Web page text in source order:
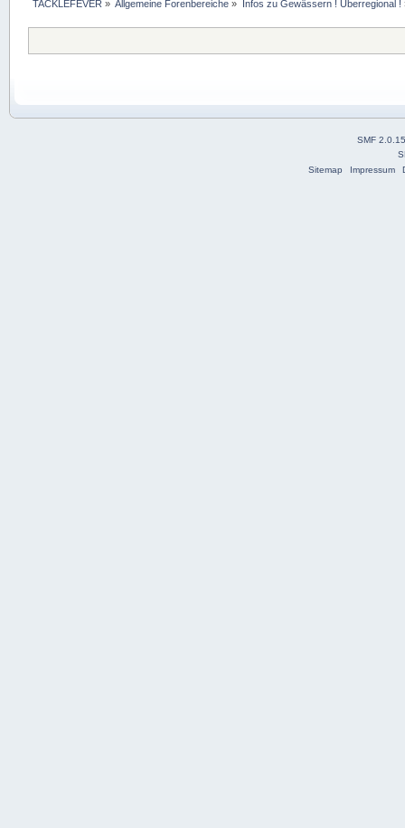
TACKLEFEVER » Allgemeine Forenbereiche » Infos zu Gewässern ! Überregional !
SMF 2.0.15
Sitemap
Impressum